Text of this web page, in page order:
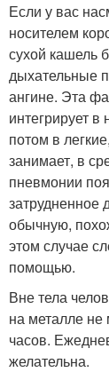
Если у вас
носителем
сухой кашель
дыхательные
ангине. Эта
интегрирует
потом в
занимает, в
пневмонии
затрудненное
обычную,
этом случае
помощью.
Вне тела
на металле
часов.
желательна.